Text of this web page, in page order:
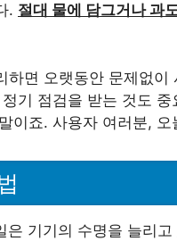
. 절대 물에 담그거나 과
하면 오랫동안 문제없
기 점검을 받는 것도
이죠. 사용자 여러분,
은 기기의 수명을 늘리고